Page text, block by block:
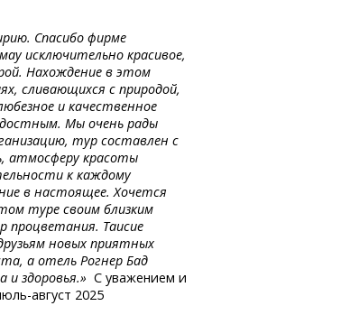
Спасибо фирме
исключительно красивое,
Нахождение в этом
сливающихся с природой,
и качественное
Мы очень рады
тур составлен с
атмосферу красоты
к каждому
в настоящее. Хочется
туре своим близким
процветания. Таисие
новых приятных
а отель Рогнер Бад
здоровья.» С уважением и
август 2025